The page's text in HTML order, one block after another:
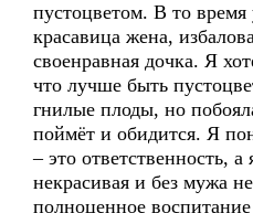
пустоцветом. В то время
красавица жена,
своенравная дочка. Я
что лучше быть
гнилые плоды, но
поймёт и обидится. Я
– это ответственность, а
некрасивая и без мужа
полноценное